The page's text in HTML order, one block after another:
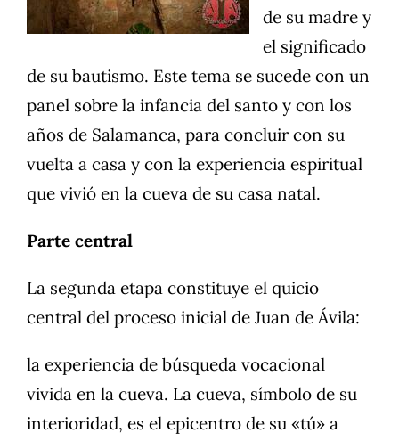
de su madre y
el significado
de su bautismo. Este tema se sucede con un
panel sobre la infancia del santo y con los
años de Salamanca, para concluir con su
vuelta a casa y con la experiencia espiritual
que vivió en la cueva de su casa natal.
Parte central
La segunda etapa constituye el quicio
central del proceso inicial de Juan de Ávila:
la experiencia de búsqueda vocacional
vivida en la cueva. La cueva, símbolo de su
interioridad, es el epicentro de su «tú» a